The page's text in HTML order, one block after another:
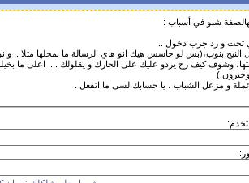
شنو في أسباب :
تحت و رد جرب دخول ..
بنوب،(بس لو حاسس هيك انو هاي الرسالة ما بمحلها مثلا ..
وشوف كيف رح يردو عليك على الحارك و يقلولك .... اعلى ما
و مزعل الشباب ، يا حسابك لسى ما اتفعل .